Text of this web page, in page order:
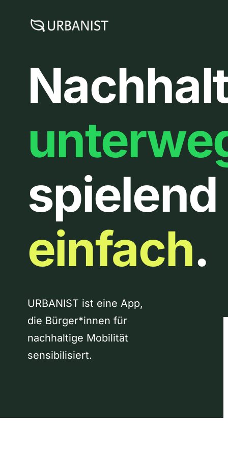
spielend
einfach.
URBANIST ist eine App,
die Bürger*innen für
nachhaltige Mobilität
sensibilisiert.